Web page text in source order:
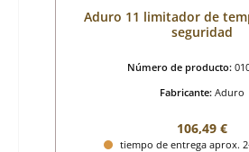
Aduro 11 limitador de
seguridad
Número de producto:
Fabricante: Aduro
Precio
106,49 €
tiempo de entrega aprox.